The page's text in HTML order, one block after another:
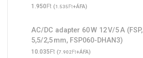
1.950Ft (1.535Ft+ÁFA)
AC/DC adapter 60 W 12 V/5 A (FSP,
5,5/2,5 mm, FSP060-DHAN3)
10.035Ft (7.902Ft+ÁFA)